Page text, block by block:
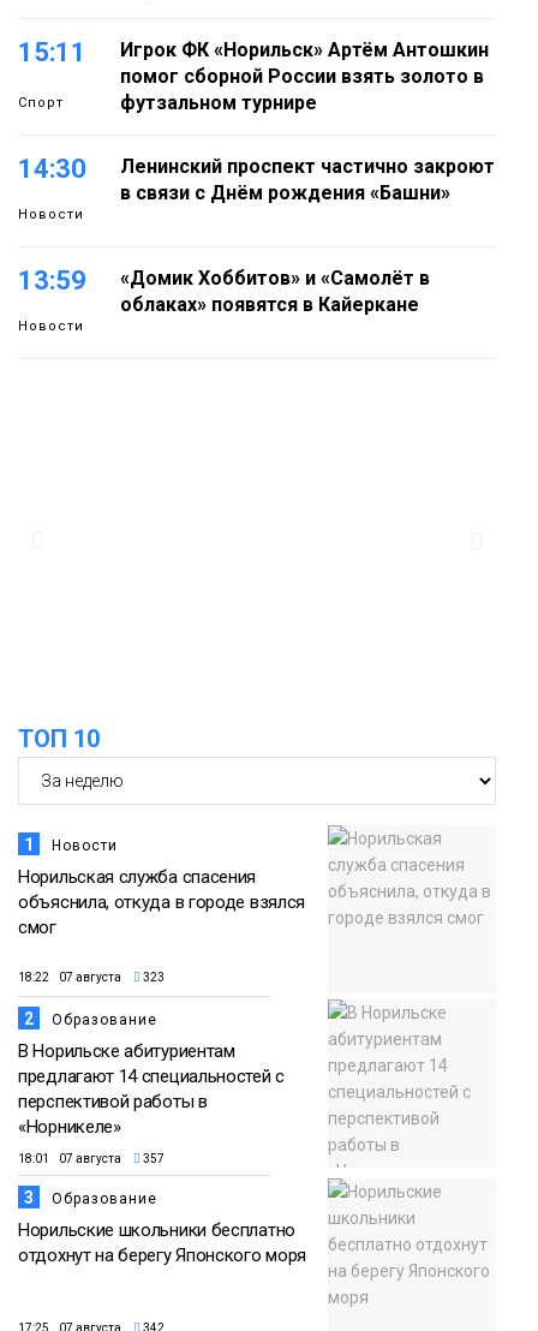
15:11
Спорт
Игрок ФК «Норильск» Артём Антошкин
помог сборной России взять золото в
футзальном турнире
14:30
Новости
Ленинский проспект частично закроют
в связи с Днём рождения «Башни»
13:59
Новости
«Домик Хоббитов» и «Самолёт в
облаках» появятся в Кайеркане
ТОП 10
1 Новости
Норильская служба спасения
объяснила, откуда в городе взялся
смог
18:22 07 августа 323
2 Образование
В Норильске абитуриентам
предлагают 14 специальностей с
перспективой работы в
«Норникеле»
18:01 07 августа 357
3 Образование
Норильские школьники бесплатно
отдохнут на берегу Японского моря
17:25 07 августа 342